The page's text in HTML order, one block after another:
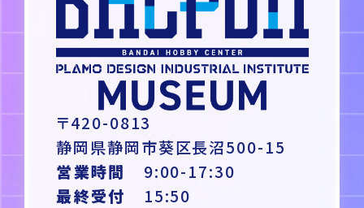
〒420-0813
静岡県静岡市葵区長沼500-15
営業時間
9:00-17:30
最終受付
15:50